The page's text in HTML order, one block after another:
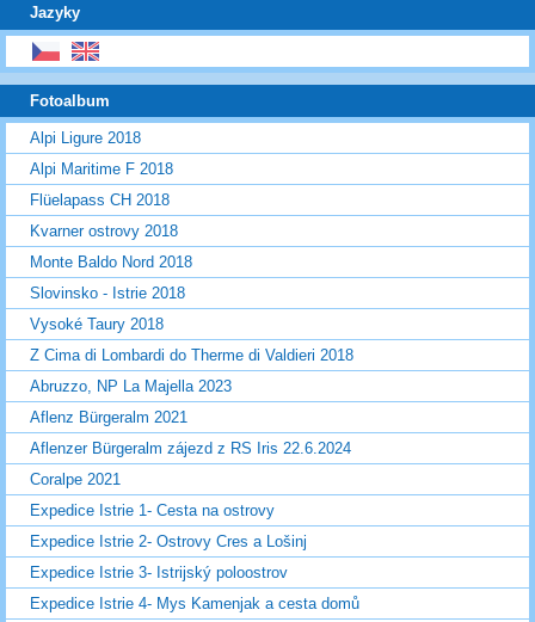
Jazyky
Fotoalbum
Alpi Ligure 2018
Alpi Maritime F 2018
Flüelapass CH 2018
Kvarner ostrovy 2018
Monte Baldo Nord 2018
Slovinsko - Istrie 2018
Vysoké Taury 2018
Z Cima di Lombardi do Therme di Valdieri 2018
Abruzzo, NP La Majella 2023
Aflenz Bürgeralm 2021
Aflenzer Bürgeralm zájezd z RS Iris 22.6.2024
Coralpe 2021
Expedice Istrie 1- Cesta na ostrovy
Expedice Istrie 2- Ostrovy Cres a Lošinj
Expedice Istrie 3- Istrijský poloostrov
Expedice Istrie 4- Mys Kamenjak a cesta domů